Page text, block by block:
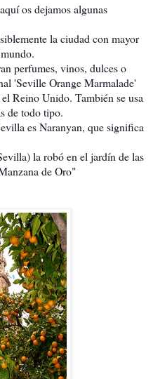
os dejamos algunas
la ciudad con mayor
perfumes, vinos, dulces o
'Seville Orange Marmalade'
Reino Unido. También se usa
de todo tipo.
es Naranyan, que significa
la robó en el jardín de las
de Oro"